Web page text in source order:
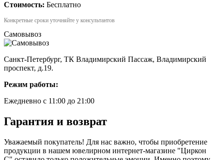
Стоимость: Бесплатно
Конкретные сроки уточняйте у консультантов
Самовывоз
Санкт-Петербург, ТК Владимирский Пассаж, Владимирский
проспект, д.19.
Режим работы:
Ежедневно с 11:00 до 21:00
Гарантия и возврат
Уважаемый покупатель! Для нас важно, чтобы приобретение
продукции в нашем ювелирном интернет-магазине "Циркон